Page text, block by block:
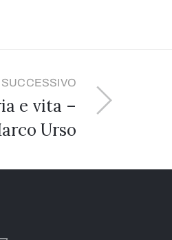
e vita –
Urso